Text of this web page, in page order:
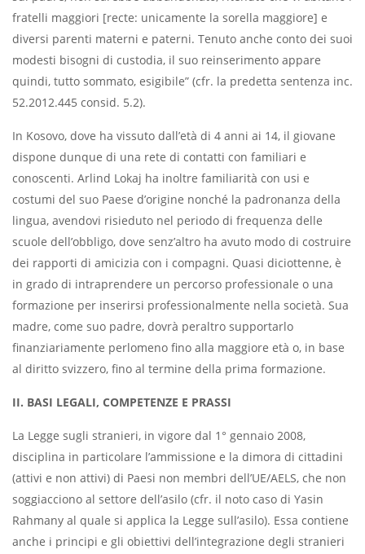
fratelli maggiori [recte: unicamente la sorella maggiore] e
diversi parenti materni e paterni. Tenuto anche conto dei suoi
modesti bisogni di custodia, il suo reinserimento appare
quindi, tutto sommato, esigibile” (cfr. la predetta sentenza inc.
52.2012.445 consid. 5.2).
In Kosovo, dove ha vissuto dall’età di 4 anni ai 14, il giovane
dispone dunque di una rete di contatti con familiari e
conoscenti. Arlind Lokaj ha inoltre familiarità con usi e
costumi del suo Paese d’origine nonché la padronanza della
lingua, avendovi risieduto nel periodo di frequenza delle
scuole dell’obbligo, dove senz’altro ha avuto modo di costruire
dei rapporti di amicizia con i compagni. Quasi diciottenne, è
in grado di intraprendere un percorso professionale o una
formazione per inserirsi professionalmente nella società. Sua
madre, come suo padre, dovrà peraltro supportarlo
finanziariamente perlomeno fino alla maggiore età o, in base
al diritto svizzero, fino al termine della prima formazione.
II. BASI LEGALI, COMPETENZE E PRASSI
La Legge sugli stranieri, in vigore dal 1° gennaio 2008,
disciplina in particolare l’ammissione e la dimora di cittadini
(attivi e non attivi) di Paesi non membri dell’UE/AELS, che non
soggiacciono al settore dell’asilo (cfr. il noto caso di Yasin
Rahmany al quale si applica la Legge sull’asilo). Essa contiene
anche i principi e gli obiettivi dell’integrazione degli stranieri